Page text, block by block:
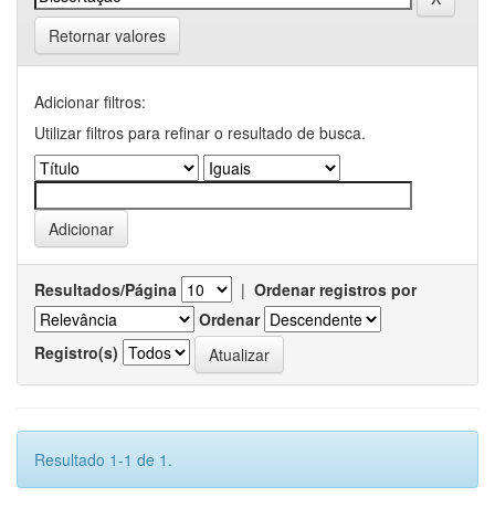
Retornar valores
Adicionar filtros:
Utilizar filtros para refinar o resultado de busca.
Resultados/Página | Ordenar registros por
Ordenar
Registro(s)
Resultado 1-1 de 1.